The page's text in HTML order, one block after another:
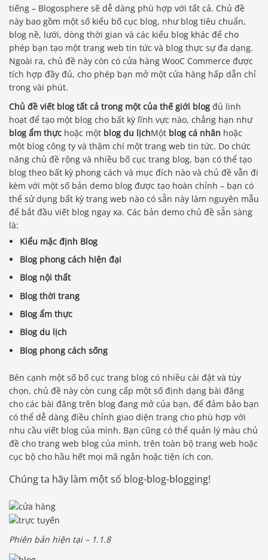
tiếng – Blogosphere sẽ dễ dàng phù hợp với tất cả. Chủ đề
này bao gồm một số kiểu bố cục blog, như blog tiêu chuẩn,
blog nề, lưới, dòng thời gian và các kiểu blog khác để cho
phép bạn tạo một trang web tin tức và blog thực sự đa dạng.
Ngoài ra, chủ đề này còn có cửa hàng WooC Commerce được
tích hợp đầy đủ, cho phép bạn mở một cửa hàng hấp dẫn chỉ
trong vài phút.
Chủ đề viết blog tất cả trong một của thế giới blog đủ linh
hoạt để tạo một blog cho bất kỳ lĩnh vực nào, chẳng hạn như
blog ẩm thực hoặc một blog du lịchMột blog cá nhân hoặc
một blog công ty và thậm chí một trang web tin tức. Do chức
năng chủ đề rộng và nhiều bố cục trang blog, bạn có thể tạo
blog theo bất kỳ phong cách và mục đích nào và chủ đề vẫn đi
kèm với một số bản demo blog được tạo hoàn chỉnh – bạn có
thể sử dụng bất kỳ trang web nào có sẵn này làm nguyên mẫu
để bắt đầu viết blog ngay xa. Các bản demo chủ đề sẵn sàng
là:
Kiểu mặc định Blog
Blog phong cách hiện đại
Blog nội thất
Blog thời trang
Blog ẩm thực
Blog du lịch
Blog phong cách sống
Bên cạnh một số bố cục trang blog có nhiều cài đặt và tùy
chọn, chủ đề này còn cung cấp một số định dạng bài đăng
cho các bài đăng trên blog đang mở của bạn, để đảm bảo bạn
có thể dễ dàng điều chỉnh giao diện trang cho phù hợp với
nhu cầu viết blog của mình. Bạn cũng có thể quản lý màu chủ
đề cho trang web blog của mình, trên toàn bộ trang web hoặc
cục bộ cho hầu hết mọi mã ngắn hoặc tiện ích con.
Chúng ta hãy làm một số blog-blog-blogging!
Phiên bản hiện tại – 1.1.8